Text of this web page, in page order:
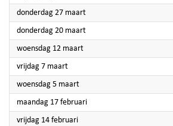
donderdag 27 maart2025
donderdag 20 maart2025
woensdag 12 maart2025
vrijdag 7 maart2025
woensdag 5 maart2025
maandag 17 februari2025
vrijdag 14 februari2025